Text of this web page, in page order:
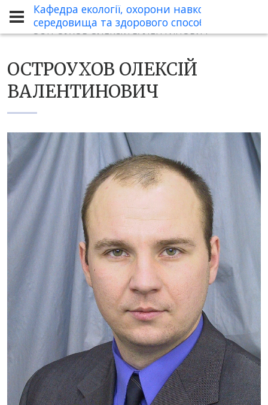
Кафедра екології, охорони навколишнього
середовища та здорового способу життя
Про кафедру
Склад кафедри
ОСТРОУХОВ ОЛЕКСІЙ ВАЛЕНТИНОВИЧ
ОСТРОУХОВ ОЛЕКСІЙ
ВАЛЕНТИНОВИЧ